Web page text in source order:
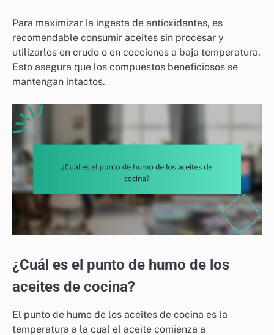
Para maximizar la ingesta de antioxidantes, es
recomendable consumir aceites sin procesar y
utilizarlos en crudo o en cocciones a baja temperatura.
Esto asegura que los compuestos beneficiosos se
mantengan intactos.
¿Cuál es el punto de humo de los
aceites de cocina?
El punto de humo de los aceites de cocina es la
temperatura a la cual el aceite comienza a